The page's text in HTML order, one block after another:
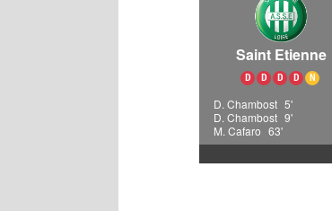
Saint Etienne
D D D D N
D. Chambost 5'
D. Chambost 9'
M. Cafaro 63'